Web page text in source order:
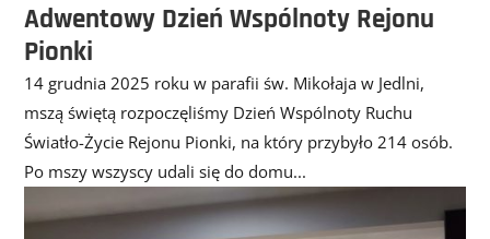
Adwentowy Dzień Wspólnoty Rejonu
Pionki
14 grudnia 2025 roku w parafii św. Mikołaja w Jedlni,
mszą świętą rozpoczęliśmy Dzień Wspólnoty Ruchu
Światło-Życie Rejonu Pionki, na który przybyło 214 osób.
Po mszy wszyscy udali się do domu...